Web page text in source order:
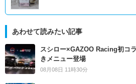
あわせて読みたい記事
スシロー×GAZOO Racing初コ
きメニュー登場
08月08日 11時30分